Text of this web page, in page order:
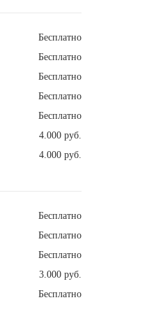
Бесплатно
Бесплатно
Бесплатно
Бесплатно
Бесплатно
4.000 руб.
4.000 руб.
Бесплатно
Бесплатно
Бесплатно
3.000 руб.
Бесплатно